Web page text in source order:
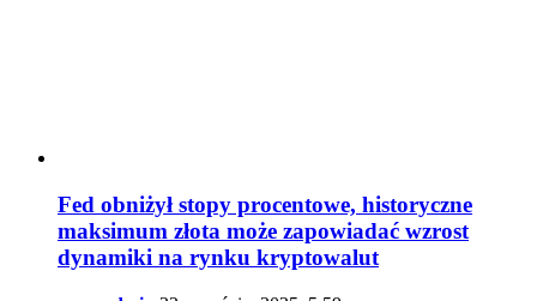
Fed obniżył stopy procentowe, historyczne
maksimum złota może zapowiadać wzrost
dynamiki na rynku kryptowalut